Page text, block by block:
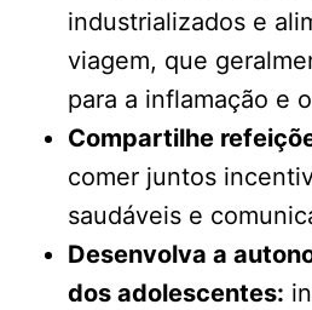
industrializados e
viagem, que
para a inflamação e
Compartilhe
comer juntos
saudáveis ​​e
Desenvolva a
dos adolescentes: